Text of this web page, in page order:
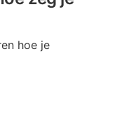
hoe je